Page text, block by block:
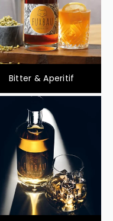
Bitter & Aperitif